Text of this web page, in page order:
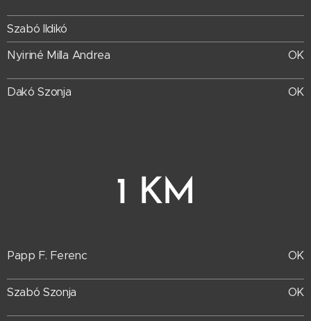
Szabó Ildikó
Nyiriné Milla Andrea OK
Dakó Szonja OK
1 KM
Papp F. Ferenc OK
Szabó Szonja OK